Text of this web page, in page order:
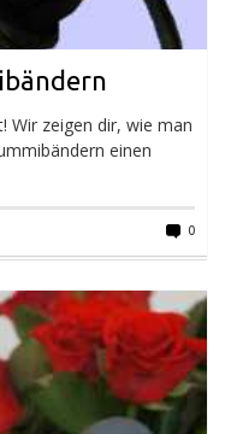
Wir zeigen dir, wie man
einen
0